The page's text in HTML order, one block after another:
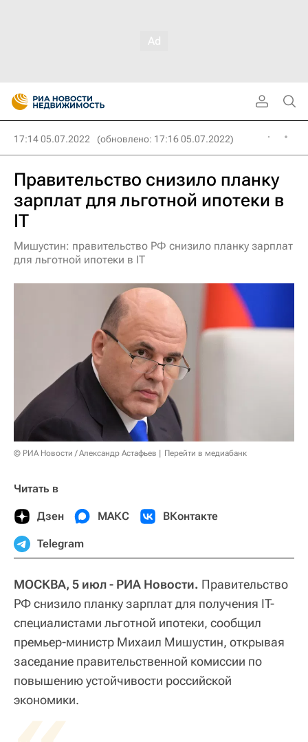
17:14 05.07.2022 (обновлено: 17:16 05.07.2022)
Правительство снизило планку
зарплат для льготной ипотеки в
IT
Мишустин: правительство РФ снизило планку зарплат
для льготной ипотеки в IT
© РИА Новости / Александр Астафьев Перейти в медиабанк
Читать в
Дзен МАКС ВКонтакте
Telegram
МОСКВА, 5 июл - РИА Новости. Правительство
РФ снизило планку зарплат для получения IT-
специалистами льготной ипотеки, сообщил
премьер-министр Михаил Мишустин, открывая
заседание правительственной комиссии по
повышению устойчивости российской
экономики.